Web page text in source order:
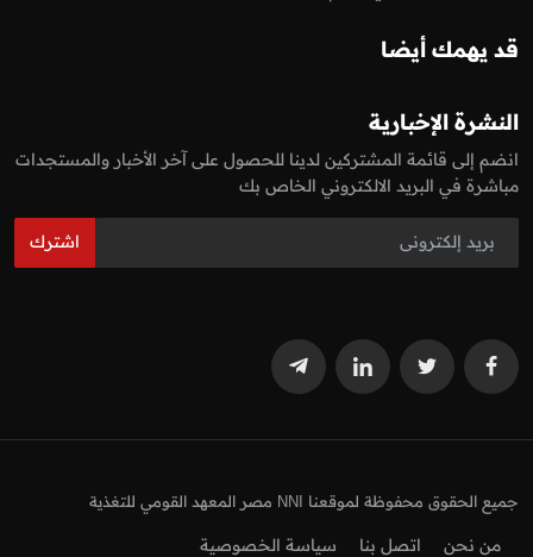
قد يهمك أيضا
النشرة الإخبارية
انضم إلى قائمة المشتركين لدينا للحصول على آخر الأخبار والمستجدات
مباشرة في البريد الالكتروني الخاص بك
اشترك
جميع الحقوق محفوظة لموقعنا NNI مصر المعهد القومي للتغذية
من نحن اتصل بنا سياسة الخصوصية